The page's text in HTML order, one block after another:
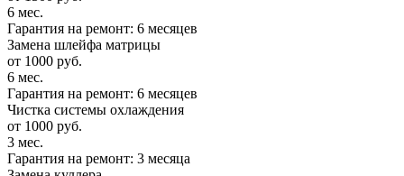
6 мес.
Гарантия на ремонт: 6 месяцев
Замена шлейфа матрицы
от 1000 руб.
6 мес.
Гарантия на ремонт: 6 месяцев
Чистка системы охлаждения
от 1000 руб.
3 мес.
Гарантия на ремонт: 3 месяца